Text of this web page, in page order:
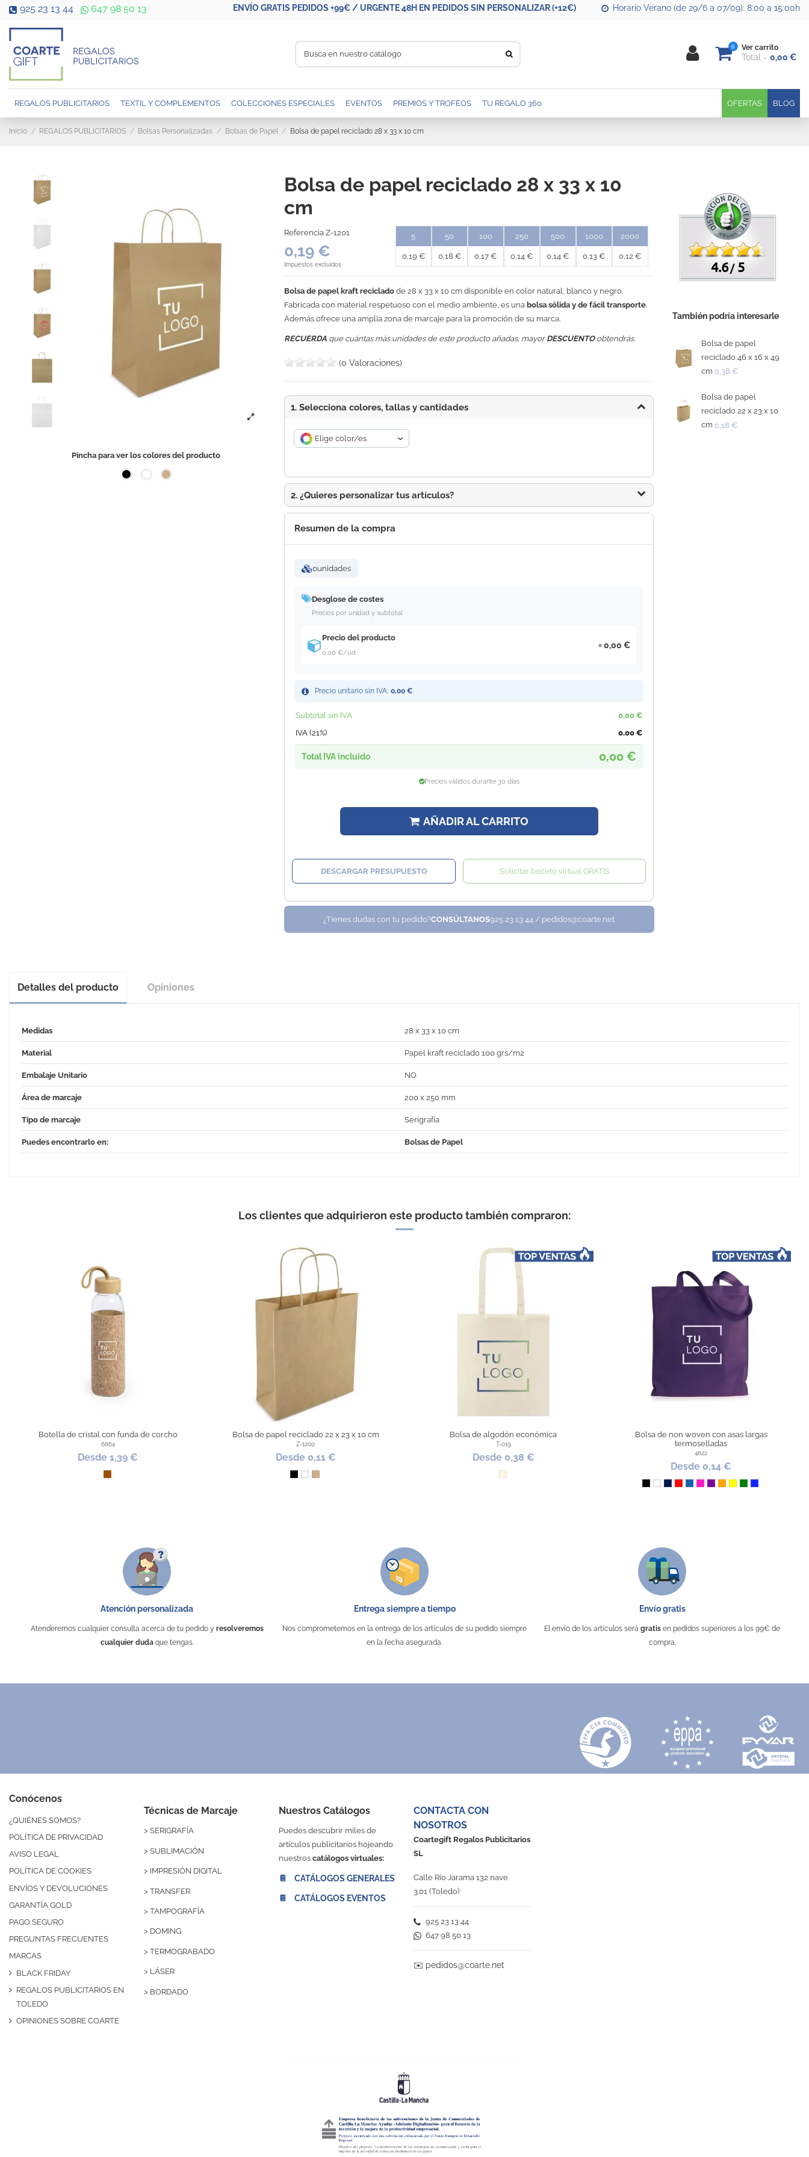
925 23 13 44 647 98 50 13 ENVÍO GRATIS PEDIDOS +99€ / URGENTE 48H EN PEDIDOS SIN PERSONALIZAR (+12€) Horario Verano (de 29/6 a 07/09): 8:00 a 15:00h
0 Ver carrito
Total 0,00 €
REGALOS PUBLICITARIOS TEXTIL Y COMPLEMENTOS COLECCIONES ESPECIALES EVENTOS PREMIOS Y TROFEOS BLOG
TU REGALO 360 OFERTAS
Inicio REGALOS PUBLICITARIOS Bolsas Personalizadas Bolsas de Papel Bolsa de papel reciclado 28 x 33 x 10 cm
Pincha para ver los colores del producto
Bolsa de papel reciclado 28 x 33 x 10
cm
Referencia Z-1201
0,19 €
Impuestos excluidos
5
0,19 €
50
0,18 €
100
0,17 €
250
0,14 €
500
0,14 €
1000
0,13 €
2000
0,12 €
Bolsa de papel kraft reciclado de 28 x 33 x 10 cm disponible en color natural, blanco y negro.
Fabricada con material respetuoso con el medio ambiente, es una bolsa sólida y de fácil transporte.
Además ofrece una amplia zona de marcaje para la promoción de su marca.
RECUERDA que cuántas más unidades de este producto añadas, mayor DESCUENTOobtendrás.
(0 Valoraciones)
1. Selecciona colores, tallas y cantidades
Elige color/es
2. ¿Quieres personalizar tus artículos?
Resumen de la compra
0unidades
Desglose de costes
Precios por unidad y subtotal
Precio del producto
0,00 €/ud
0,00 €
Precio unitario sin IVA: 0,00 €
Subtotal sin IVA
0,00 €
IVA (21%)
0,00 €
Total IVA incluido 0,00 €
Precios válidos durante 30 días
AÑADIR AL CARRITO
DESCARGAR PRESUPUESTO Solicitar boceto virtual GRATIS
¿Tienes dudas con tu pedido?CONSÚLTANOS925 23 13 44 / pedidos@coarte.net
4.6 /5
También podría interesarle
Bolsa de papel
reciclado 46 x 16 x 49
cm 0,38 €
Bolsa de papel
reciclado 22 x 23 x 10
cm 0,18 €
Detalles del producto Opiniones
Medidas 28 x 33 x 10 cm
Material Papel kraft reciclado 100 grs/m2
Embalaje Unitario NO
Área de marcaje 200 x 250 mm
Tipo de marcaje Serigrafía
Puedes encontrarlo en: Bolsas de Papel
Los clientes que adquirieron este producto también compraron:
Botella de cristal con funda de corcho
6864
Desde 1,39 €
Marrón
Bolsa de papel reciclado 22 x 23 x 10 cm
Z-1200
Desde 0,11 €
Negro
Blanco
Kraft
Bolsa de algodón económica
T-019
Desde 0,38 €
Natural
Bolsa de non woven con asas largas
termoselladas
4622
Desde 0,14 €
NegroBlanco
Marino
RojoAzulFucsiaMorado
Naranja
Amarillo
VerdeAzul Royal
Desde 0,30 €
Transparente
Atención personalizada
Atenderemos cualquier consulta acerca de tu pedido y resolveremos
cualquier dudaque tengas.
Entrega siempre a tiempo
Nos comprometemos en la entrega de los artículos de su pedido siempre
en la fecha asegurada.
Envío gratis
El envío de los artículos será gratis en pedidos superiores a los 99€ de
compra.
Conócenos
¿QUIÉNES SOMOS?
POLÍTICA DE PRIVACIDAD
AVISO LEGAL
POLÍTICA DE COOKIES
ENVÍOS Y DEVOLUCIONES
GARANTÍA GOLD
PAGO SEGURO
PREGUNTAS FRECUENTES
MARCAS
BLACK FRIDAY
REGALOS PUBLICITARIOS EN
TOLEDO
OPINIONES SOBRE COARTE
Técnicas de Marcaje
> SERIGRAFÍA
> SUBLIMACIÓN
> IMPRESIÓN DIGITAL
> TRANSFER
> TAMPOGRAFÍA
> DOMING
> TERMOGRABADO
> LÁSER
> BORDADO
Nuestros Catálogos
Puedes descubrir miles de
artículos publicitarios hojeando
nuestros catálogos virtuales:
📔 CATÁLOGOS GENERALES
📔 CATÁLOGOS EVENTOS
CONTACTA CON
NOSOTROS
Coartegift Regalos Publicitarios
SL
Calle Río Jarama 132 nave
3.01 (Toledo)
925 23 13 44
647 98 50 13
✉️ pedidos@coarte.net